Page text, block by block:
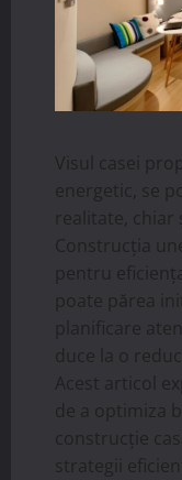
Visul casei
energetic, se
realitate, chiar
Construcția
pentru
poate părea
planificare
duce la o
Acest articol
de a optimiza
construcție
strategii